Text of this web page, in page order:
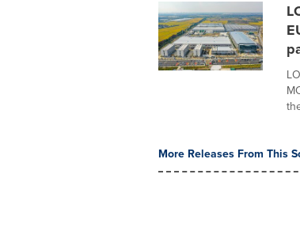
More Releases From This